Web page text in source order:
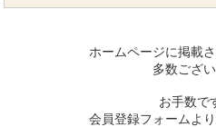
ホームページに掲載
多数ござい
お手数で
会員登録フォームよ